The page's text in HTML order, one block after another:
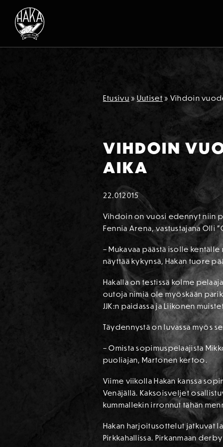
Siirry sisältöön
Etusivu » Uutiset » Vihdoin
VIHDOIN
AIKA
22.012015
Vihdoin on vuosi edennyt niin
Fennia Arena, vastustajana Olli
– Mukavaa päästä isolle
näyttää kykynsä, Hakan tuore
Hakalla on testissä kolme
outoja nimiä ole myöskään
JJK:n paidassa ja Liikonen
Täydennystä on luvassa myös
– Omista sopimuspelaajista
puoliajan, Martonen kertoo.
Viime viikolla Hakan kanssa
Venäjällä. Kaksoisveljet
kummallekin irronnut tähän
Hakan harjoitusottelut jatkuvat
Pirkkahallissa. Pirkanmaan